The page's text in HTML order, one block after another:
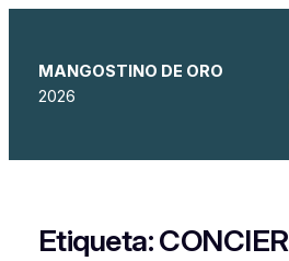
MANGOSTINO DE ORO
2026
Etiqueta: